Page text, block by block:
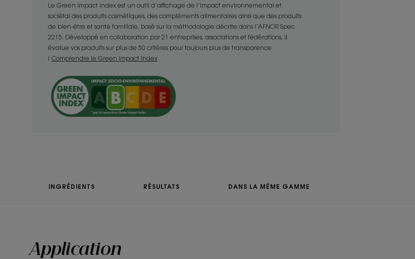
chevelu*** et des cheveux fins, évitant ainsi irritations et dessèchements
après le bain.
TEXTURE
Texture
Gel
Senteur du contenu
auprès des parents après utilisation chez 32 bébés en conditions d’usage sous contrôle pédiatrique.
Le Green Impact Index est un outil d’affichage de l’impact environnemental et
sociétal des produits cosmétiques, des compléments alimentaires ainsi que des produits
de bien-être et santé familiale, basé sur la méthodologie décrite dans l’AFNOR Spec
2215. Développé en collaboration par 21 entreprises, associations et fédérations, il
évalue vos produits sur plus de 50 critères pour toujours plus de transparence
! Comprendre le Green Impact Index
INGRÉDIENTS RÉSULTATS DANS LA MÊME GAMME
Application